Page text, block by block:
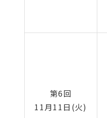
第6回
11月11日(火)